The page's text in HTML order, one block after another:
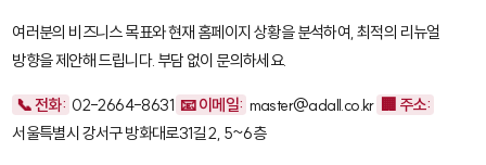
여러분의 비즈니스 목표와 현재 홈페이지 상황을 분석하여, 최적의 리뉴얼
방향을 제안해 드립니다. 부담 없이 문의하세요.
📞 전화: 02-2664-8631 📧 이메일: master@adall.co.kr 🏢 주소:
서울특별시 강서구 방화대로31길 2, 5~6층